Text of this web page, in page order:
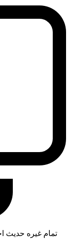
تمام غيره حديث